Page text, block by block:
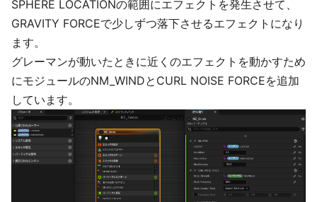
SPHERE LOCATIONの範囲にエフェクトを発生させて、
GRAVITY FORCEで少しずつ落下させるエフェクトになり
ます。
グレーマンが動いたときに近くのエフェクトを動かすため
にモジュールのNM_WINDとCURL NOISE FORCEを追加
しています。